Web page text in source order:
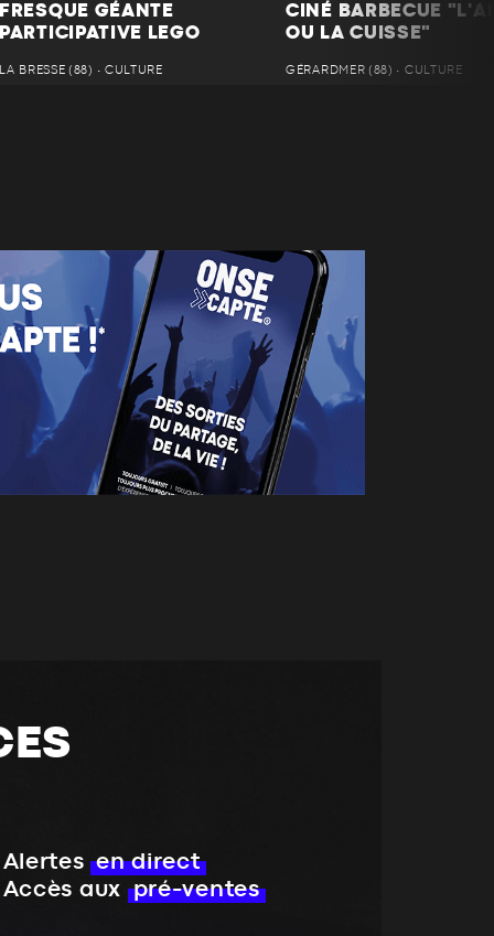
FRESQUE GÉANTE
PARTICIPATIVE LEGO
LA BRESSE (88) • CULTURE
CINÉ BARBECUE
OU LA CUISSE"
GÉRARDMER (88) • CULTURE
Alertes en direct
Accès aux pré-ventes